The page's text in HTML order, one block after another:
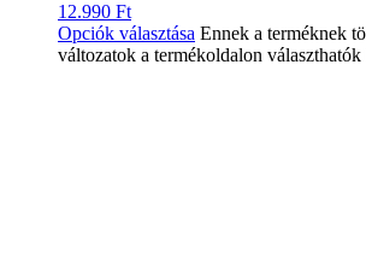
12.990 Ft
Opciók választása Ennek a terméknek
változatok a termékoldalon választhatók